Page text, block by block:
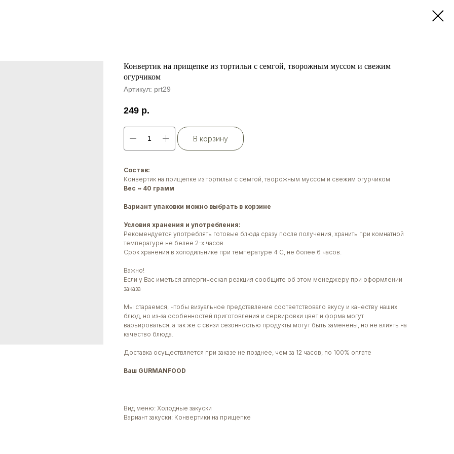
Конвертик на прищепке из тортильи с семгой, творожным муссом и свежим
огурчиком
Артикул: prt29
249 р.
В корзину
Состав:
Конвертик на прищепке из тортильи с семгой, творожным муссом и свежим огурчиком
Вес ~ 40 грамм
Вариант упаковки можно выбрать в корзине
Условия хранения и употребления:
Рекомендуется употреблять готовые блюда сразу после получения, хранить при комнатной
температуре не белее 2-х часов.
Срок хранения в холодильнике при температуре 4 С, не более 6 часов.
Важно!
Если у Вас иметься аллергическая реакция сообщите об этом менеджеру при оформлении
заказа
Мы стараемся, чтобы визуальное представление соответствовало вкусу и качеству наших
блюд, но из-за особенностей приготовления и сервировки цвет и форма могут
варьироваться, а так же с связи сезонностью продукты могут быть заменены, но не влиять на
качество блюда.
Доставка осуществляется при заказе не позднее, чем за 12 часов, по 100% оплате
Ваш GURMANFOOD
Вид меню: Холодные закуски
Вариант закуски: Конвертики на прищепке